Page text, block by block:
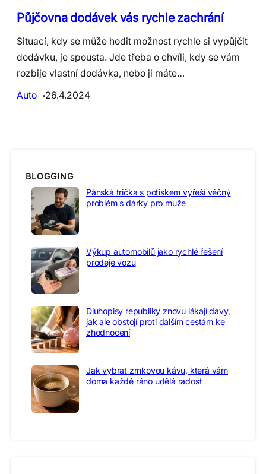
Půjčovna dodávek vás rychle zachrání
Situací, kdy se může hodit možnost rychle si vypůjčit
dodávku, je spousta. Jde třeba o chvíli, kdy se vám
rozbije vlastní dodávka, nebo ji máte…
Auto
26.4.2024
BLOGGING
Pánská trička s potiskem vyřeší věčný
problém s dárky pro muže
Výkup automobilů jako rychlé řešení
prodeje vozu
Dluhopisy republiky znovu lákají davy,
jak ale obstojí proti dalším cestám ke
zhodnocení
Jak vybrat zrnkovou kávu, která vám
doma každé ráno udělá radost